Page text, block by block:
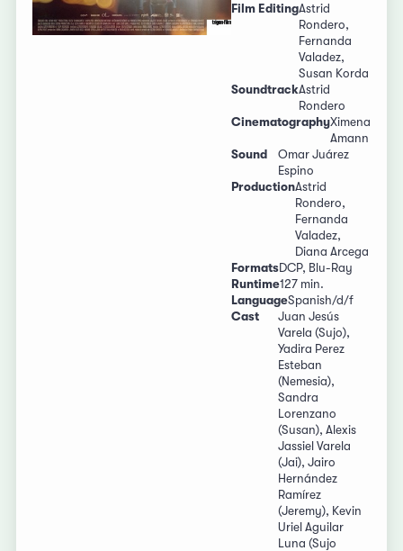
Film EditingAstrid
Rondero,
Fernanda
Valadez,
Susan Korda
SoundtrackAstrid
Rondero
CinematographyXimena
Amann
Sound
Omar Juárez
Espino
ProductionAstrid
Rondero,
Fernanda
Valadez,
Diana Arcega
FormatsDCP, Blu-Ray
Runtime127 min.
LanguageSpanish/d/f
Cast
Juan Jesús
Varela (Sujo),
Yadira Perez
Esteban
(Nemesia),
Sandra
Lorenzano
(Susan), Alexis
Jassiel Varela
(Jai), Jairo
Hernández
Ramírez
(Jeremy), Kevin
Uriel Aguilar
Luna (Sujo